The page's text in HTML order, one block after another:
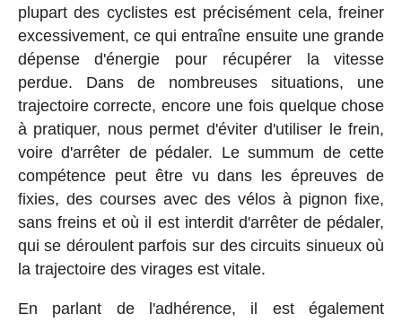
plupart des cyclistes est précisément cela, freiner
excessivement, ce qui entraîne ensuite une grande
dépense d'énergie pour récupérer la vitesse
perdue. Dans de nombreuses situations, une
trajectoire correcte, encore une fois quelque chose
à pratiquer, nous permet d'éviter d'utiliser le frein,
voire d'arrêter de pédaler. Le summum de cette
compétence peut être vu dans les épreuves de
fixies, des courses avec des vélos à pignon fixe,
sans freins et où il est interdit d'arrêter de pédaler,
qui se déroulent parfois sur des circuits sinueux où
la trajectoire des virages est vitale.
En parlant de l'adhérence, il est également